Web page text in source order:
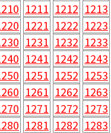
1211 1212 1213
1221 1222 1223
1231 1232 1233
1241 1242 1243
1251 1252 1253
1261 1262 1263
1271 1272 1273
1281 1282 1283